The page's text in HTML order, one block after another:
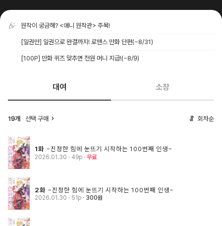
원작이 궁금해? <애니 원작관> 주목!
[일권만] 일권으로 완결까지! 로맨스 만화 단편(~8/31)
[100P] 만화 퀴즈 맞추면 전원 머니 지급!(~8/9)
대여 소장
19개 선택 구매 회차순
1화 ~진정한 힘에 눈뜨기 시작하는 100번째 인생~
2026.01.30 · 49p 무료
2화 ~진정한 힘에 눈뜨기 시작하는 100번째 인생~
2026.01.30 · 51p 300원